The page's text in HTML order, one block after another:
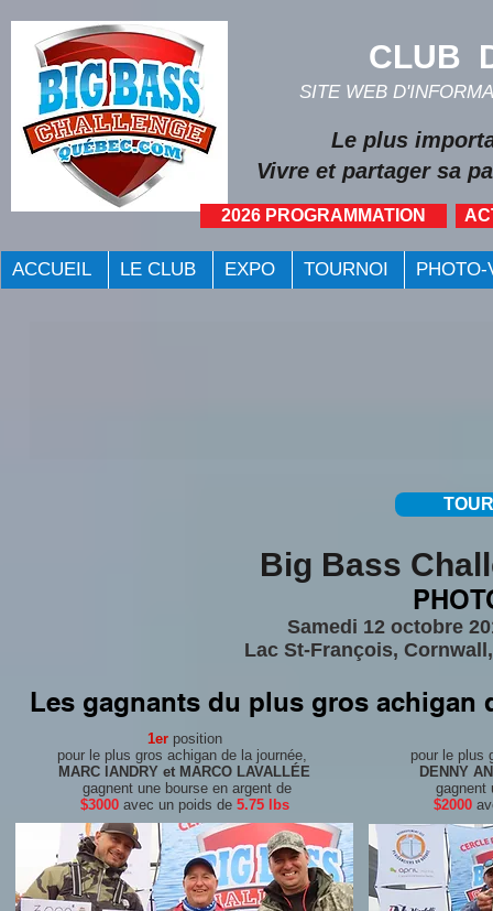
CLUB
SITE WEB
Vivre et partager sa
2026 PROGRAMMATION
Le plus
ACCUEIL LE CLUB EXPO TOURNOI PHOTO-
Big Bass
Samedi 12 octobre
Lac St-François,
Les gagnants du plus gros achigan
1er position
pour le plus gros achigan de la journée,
MARC lANDRY et MARCO LAVALLÉE
gagnent une bourse en argent de
$3000avec un poids de 5.75 lbs
pour le plus
DENNY
gagnent
$2000